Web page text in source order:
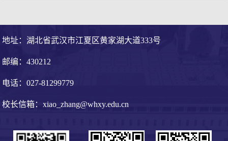
地址：湖北省武汉市江夏区黄家湖大道333号
邮编：430212
电话：027-81299779
校长信箱：xiao_zhang@whxy.edu.cn